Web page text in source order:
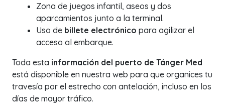
Zona de juegos infantil, aseos y dos
aparcamientos junto a la terminal.
Uso de billete electrónico para agilizar el
acceso al embarque.
Toda esta información del puerto de Tánger Med
está disponible en nuestra web para que organices tu
travesía por el estrecho con antelación, incluso en los
días de mayor tráfico.